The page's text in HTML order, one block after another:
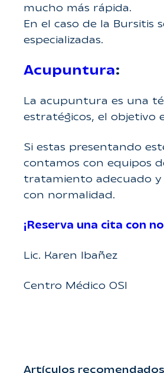
mucho más rápida.
En el caso de la Bursitis
especializadas.
Acupuntura:
La acupuntura es una
estratégicos, el objetivo
Si estas presentando
contamos con equipos
tratamiento adecuado y
con normalidad.
¡Reserva una cita con
Lic. Karen Ibañez
Centro Médico OSI